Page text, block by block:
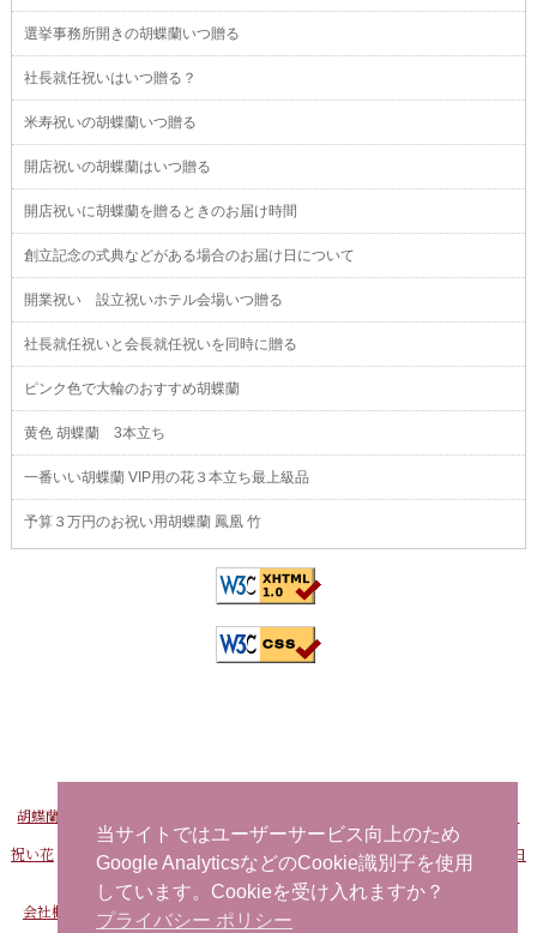
選挙事務所開きの胡蝶蘭いつ贈る
社長就任祝いはいつ贈る？
米寿祝いの胡蝶蘭いつ贈る
開店祝いの胡蝶蘭はいつ贈る
開店祝いに胡蝶蘭を贈るときのお届け時間
創立記念の式典などがある場合のお届け日について
開業祝い 設立祝いホテル会場いつ贈る
社長就任祝いと会長就任祝いを同時に贈る
ピンク色で大輪のおすすめ胡蝶蘭
黄色 胡蝶蘭 3本立ち
一番いい胡蝶蘭 VIP用の花３本立ち最上級品
予算３万円のお祝い用胡蝶蘭 鳳凰 竹
胡蝶蘭販売Net
本へ花を注文する
祝い花- 開店祝い用の花- 社長就任祝い 胡蝶蘭 事務所移転祝い 胡蝶蘭-
誕生日
お祝い用の花
当日配達できる花-胡蝶蘭
会社概要
プライバシーポリシー- 特定商取引法に基づく表記
当サイトではユーザーサービス向上のため
Google AnalyticsなどのCookie識別子を使用
しています。Cookieを受け入れますか？
プライバシー ポリシー